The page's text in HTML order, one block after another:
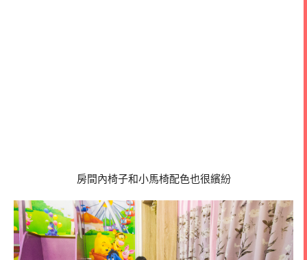
房間內椅子和小馬椅配色也很繽紛